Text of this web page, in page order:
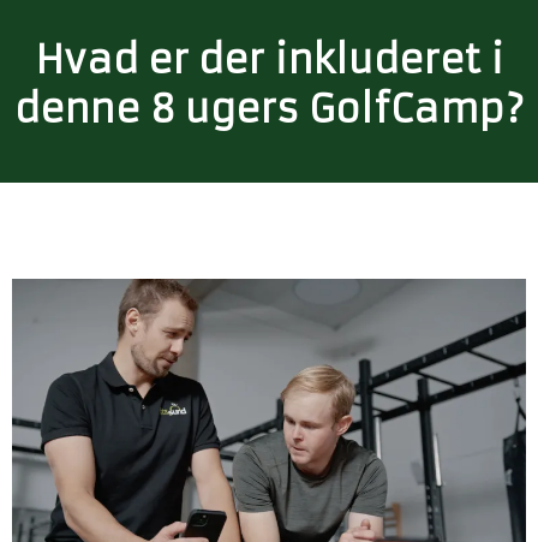
Hvad er der inkluderet i
denne 8 ugers GolfCamp?